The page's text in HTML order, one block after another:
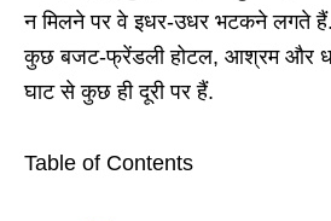
न मिलने पर वे इधर-उधर भटकने लगते हैं.
कुछ बजट-फ्रेंडली होटल, आश्रम और
घाट से कुछ ही दूरी पर हैं.
Table of Contents